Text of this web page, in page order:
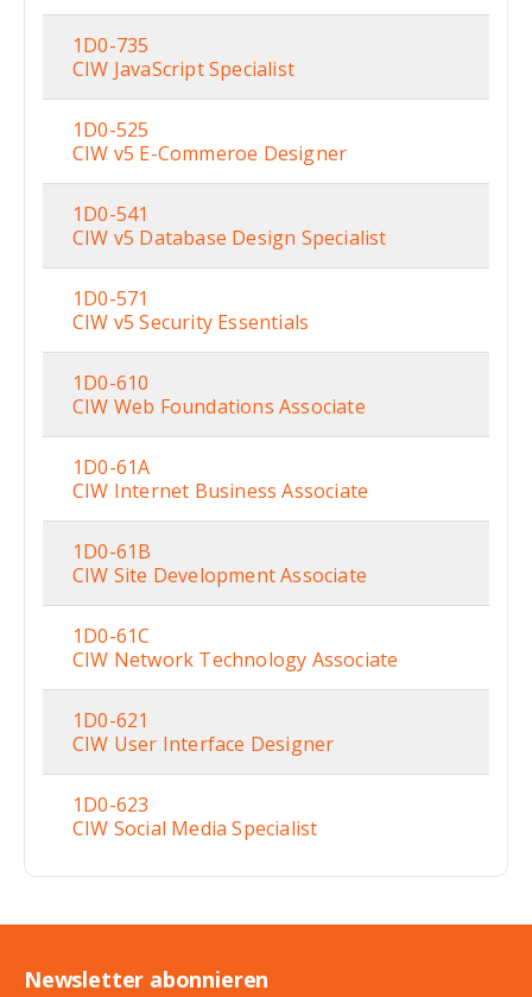
1D0-735
CIW JavaScript Specialist
1D0-525
CIW v5 E-Commeroe Designer
1D0-541
CIW v5 Database Design Specialist
1D0-571
CIW v5 Security Essentials
1D0-610
CIW Web Foundations Associate
1D0-61A
CIW Internet Business Associate
1D0-61B
CIW Site Development Associate
1D0-61C
CIW Network Technology Associate
1D0-621
CIW User Interface Designer
1D0-623
CIW Social Media Specialist
Newsletter abonnieren